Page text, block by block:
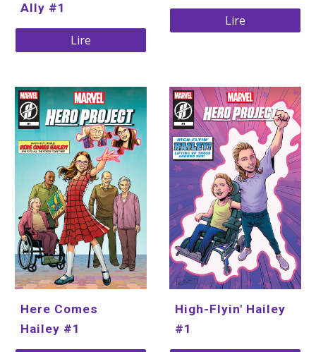
Ally #1
Lire
Lire
Here Comes
Hailey #1
High-Flyin' Hailey
#1